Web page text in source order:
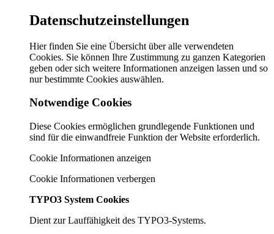
Datenschutzeinstellungen
Hier finden Sie eine Übersicht über alle verwendeten
Cookies. Sie können Ihre Zustimmung zu ganzen Kategorien
geben oder sich weitere Informationen anzeigen lassen und so
nur bestimmte Cookies auswählen.
Notwendige Cookies
Diese Cookies ermöglichen grundlegende Funktionen und
sind für die einwandfreie Funktion der Website erforderlich.
Cookie Informationen anzeigen
Cookie Informationen verbergen
TYPO3 System Cookies
Dient zur Lauffähigkeit des TYPO3-Systems.